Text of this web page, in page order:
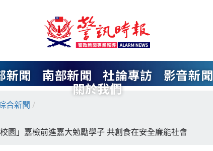
新聞 南部新聞 社論專訪 影音新聞
關於我們
合新聞 /
校園」嘉檢前進嘉大勉勵學子 共創食在安全廉能社會